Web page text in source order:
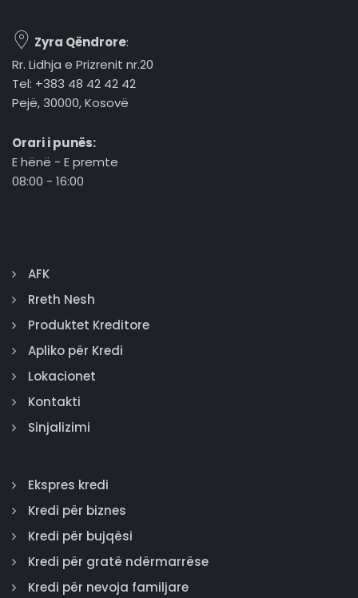
Zyra Qëndrore:
Rr. Lidhja e Prizrenit nr.20
Tel: +383 48 42 42 42
Pejë, 30000, Kosovë
Orari i punës:
E hënë - E premte
08:00 - 16:00
AFK
Rreth Nesh
Produktet Kreditore
Apliko për Kredi
Lokacionet
Kontakti
Sinjalizimi
Ekspres kredi
Kredi për biznes
Kredi për bujqësi
Kredi për gratë ndërmarrëse
Kredi për nevoja familjare